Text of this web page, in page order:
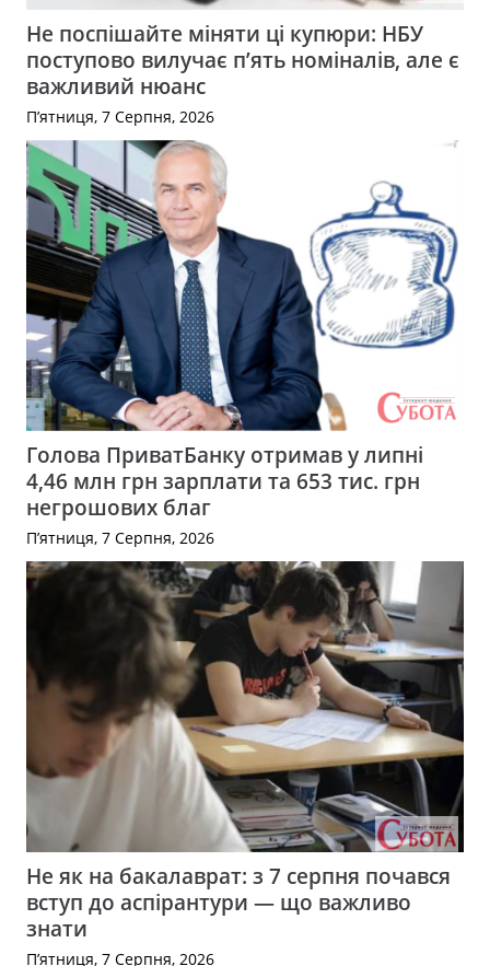
Не поспішайте міняти ці купюри: НБУ
поступово вилучає п’ять номіналів, але є
важливий нюанс
П’ятниця, 7 Серпня, 2026
Голова ПриватБанку отримав у липні
4,46 млн грн зарплати та 653 тис. грн
негрошових благ
П’ятниця, 7 Серпня, 2026
Не як на бакалаврат: з 7 серпня почався
вступ до аспірантури — що важливо
знати
П’ятниця, 7 Серпня, 2026